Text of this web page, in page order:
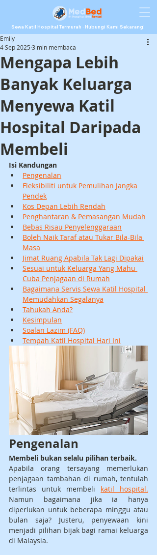
Sewa Katil Hospital Termurah · Hubungi Kami Sekarang!
Mengapa Lebih
Banyak Keluarga
Menyewa Katil
Hospital Daripada
Membeli
Emily
4 Sep 2025 3 min membaca
Isi Kandungan
Pengenalan
Fleksibiliti untuk Pemulihan Jangka
Pendek
Kos Depan Lebih Rendah
Penghantaran & Pemasangan Mudah
Bebas Risau Penyelenggaraan
Boleh Naik Taraf atau Tukar Bila-Bila
Masa
Jimat Ruang Apabila Tak Lagi Dipakai
Sesuai untuk Keluarga Yang Mahu
Cuba Penjagaan di Rumah
Bagaimana Servis Sewa Katil Hospital
Memudahkan Segalanya
Tahukah Anda?
Kesimpulan
Soalan Lazim (FAQ)
Tempah Katil Hospital Hari Ini
Pengenalan
Membeli bukan selalu pilihan terbaik.
Apabila orang tersayang memerlukan
penjagaan tambahan di rumah, tentulah
terlintas untuk membeli katil hospital.
Namun bagaimana jika ia hanya
diperlukan untuk beberapa minggu atau
bulan saja? Justeru, penyewaan kini
menjadi pilihan bijak bagi ramai keluarga
di Malaysia.